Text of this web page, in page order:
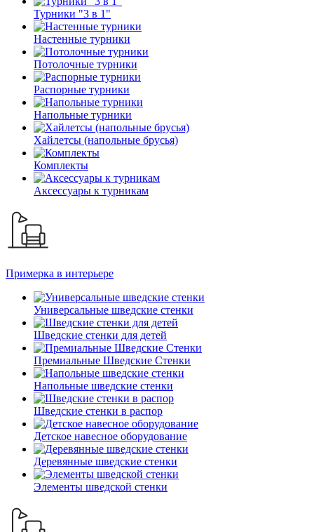
Турники "3 в 1"
Настенные турники
Потолочные турники
Распорные турники
Напольные турники
Хайлетсы (напольные брусья)
Комплекты
Аксессуары к турникам
Примерка в интерьере
Универсальные шведские стенки
Шведские стенки для детей
Премиальные Шведские Стенки
Напольные шведские стенки
Шведские стенки в распор
Детское навесное оборудование
Деревянные шведские стенки
Элементы шведской стенки